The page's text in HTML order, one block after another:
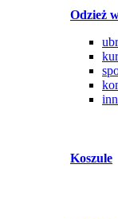
Odzież
Koszule